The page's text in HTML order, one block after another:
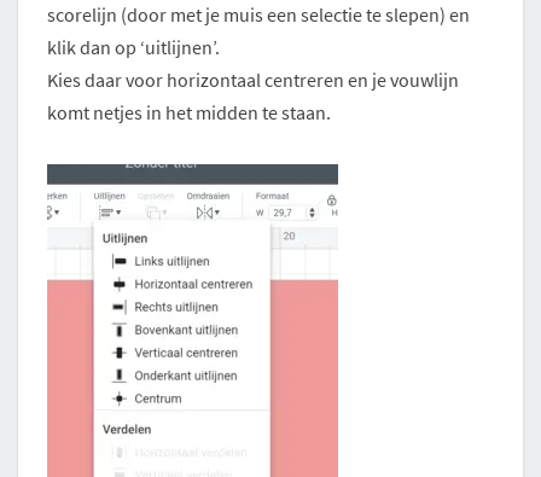
scorelijn (door met je muis een selectie te slepen) en
klik dan op ‘uitlijnen’.
Kies daar voor horizontaal centreren en je vouwlijn
komt netjes in het midden te staan.